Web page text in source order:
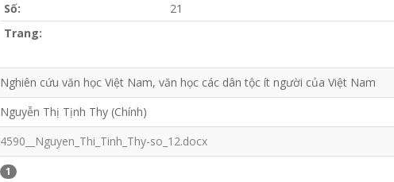
Số:
21
Trang:
Nghiên cứu văn học Việt Nam, văn học các dân tộc ít người của Việt Nam
Nguyễn Thị Tịnh Thy (Chính)
4590__Nguyen_Thi_Tinh_Thy-so_12.docx
1